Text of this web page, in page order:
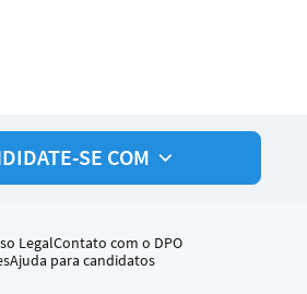
SE COM
LegalContato com o DPO
Ajuda para candidatos